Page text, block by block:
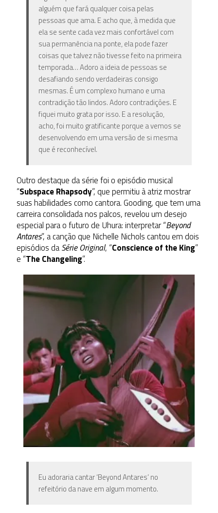
alguém que fará qualquer coisa pelas
pessoas que ama. E acho que, à medida que
ela se sente cada vez mais confortável com
sua permanência na ponte, ela pode fazer
coisas que talvez não tivesse feito na primeira
temporada… Adoro a ideia de pessoas se
desafiando sendo verdadeiras consigo
mesmas. É um complexo humano e uma
contradição tão lindos. Adoro contradições. E
fiquei muito grata por isso. E a resolução,
acho, foi muito gratificante porque a vemos se
desenvolvendo em uma versão de si mesma
que é reconhecível.
Outro destaque da série foi o episódio musical
“Subspace Rhapsody”, que permitiu à atriz mostrar
suas habilidades como cantora. Gooding, que tem uma
carreira consolidada nos palcos, revelou um desejo
especial para o futuro de Uhura: interpretar “Beyond
Antares”, a canção que Nichelle Nichols cantou em dois
episódios daSérie Original, “Conscience of the King”
e “The Changeling”.
Eu adoraria cantar ‘Beyond Antares’ no
refeitório da nave em algum momento.